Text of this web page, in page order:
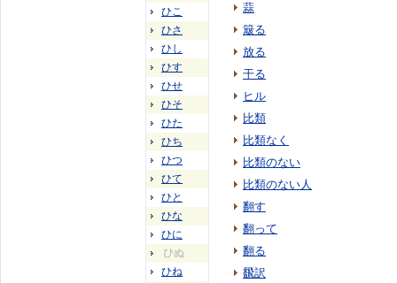
ひこ
ひさ
ひし
ひす
ひせ
ひそ
ひた
ひち
ひつ
ひて
ひと
ひな
ひに
ひぬ
ひね
蒜
簸る
放る
干る
ヒル
比類
比類なく
比類のない
比類のない人
翻す
翻って
翻る
飜訳